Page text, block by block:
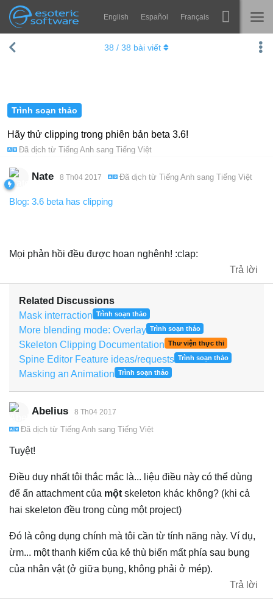
Esoteric Software
Navigation English Español Français
TRANG CHỦ Spine
Tìm hiểu
FAQ
Trình soạn thảo
Hãy thử clipping trong phiên bản beta 3.6!
Đã dịch từ Tiếng Anh sang Tiếng Việt
38 / 38 bài viết
Nate 8 Th04 2017 Đã dịch từ Tiếng Anh sang Tiếng Việt
Blog: 3.6 beta has clipping
Mọi phản hồi đều được hoan nghênh! :clap:
Trả lời
Related Discussions
Mask interraction Trình soạn thảo
More blending mode: Overlay Trình soạn thảo
Skeleton Clipping Documentation Thư viện thực thi
Spine Editor Feature ideas/requests Trình soạn thảo
Masking an Animation Trình soạn thảo
Abelius 8 Th04 2017
Đã dịch từ Tiếng Anh sang Tiếng Việt
Tuyệt!
Điều duy nhất tôi thắc mắc là... liệu điều này có thể dùng
để ẩn attachment của một skeleton khác không? (khi cả
hai skeleton đều trong cùng một project)
Đó là công dụng chính mà tôi cần từ tính năng này. Ví dụ,
ừm... một thanh kiếm của kẻ thù biến mất phía sau bụng
của nhân vật (ở giữa bụng, không phải ở mép).
Trả lời